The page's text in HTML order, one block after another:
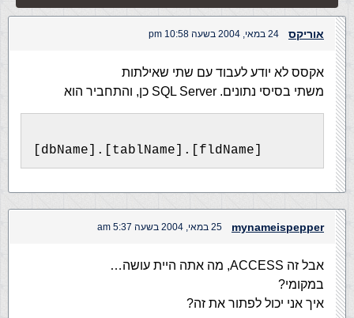
אוריקס 24 במאי, 2004 בשעה 10:58 pm
אקסס לא יודע לעבוד עם שתי שאילתות
משתי בסיסי נתונים. SQL Server כן, והתחביר הוא
[dbName].[tablName].[fldName]
mynameispepper 25 במאי, 2004 בשעה 5:37 am
אבל זה ACCESS, מה אתה היית עושה…
במקומי?
איך אני יכול לפתור את זה?